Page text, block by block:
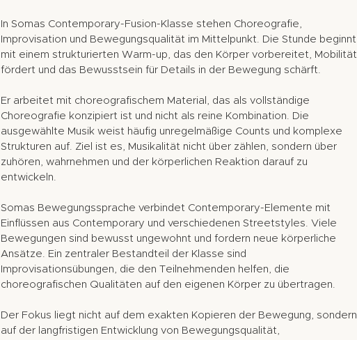
In Somas Contemporary-Fusion-Klasse stehen Choreografie,
Improvisation und Bewegungsqualität im Mittelpunkt. Die Stunde beginnt
mit einem strukturierten Warm-up, das den Körper vorbereitet, Mobilität
fördert und das Bewusstsein für Details in der Bewegung schärft.
Er arbeitet mit choreografischem Material, das als vollständige
Choreografie konzipiert ist und nicht als reine Kombination. Die
ausgewählte Musik weist häufig unregelmäßige Counts und komplexe
Strukturen auf. Ziel ist es, Musikalität nicht über zählen, sondern über
zuhören, wahrnehmen und der körperlichen Reaktion darauf zu
entwickeln.
Somas Bewegungssprache verbindet Contemporary-Elemente mit
Einflüssen aus Contemporary und verschiedenen Streetstyles. Viele
Bewegungen sind bewusst ungewohnt und fordern neue körperliche
Ansätze. Ein zentraler Bestandteil der Klasse sind
Improvisationsübungen, die den Teilnehmenden helfen, die
choreografischen Qualitäten auf den eigenen Körper zu übertragen.
Der Fokus liegt nicht auf dem exakten Kopieren der Bewegung, sondern
auf der langfristigen Entwicklung von Bewegungsqualität,